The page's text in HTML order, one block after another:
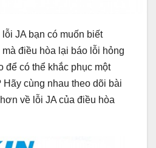
JA bạn có muốn biết
điều hòa lại báo lỗi hỏng
để có thể khắc phục một
Hãy cùng nhau theo dõi bài
về lỗi JA của điều hòa